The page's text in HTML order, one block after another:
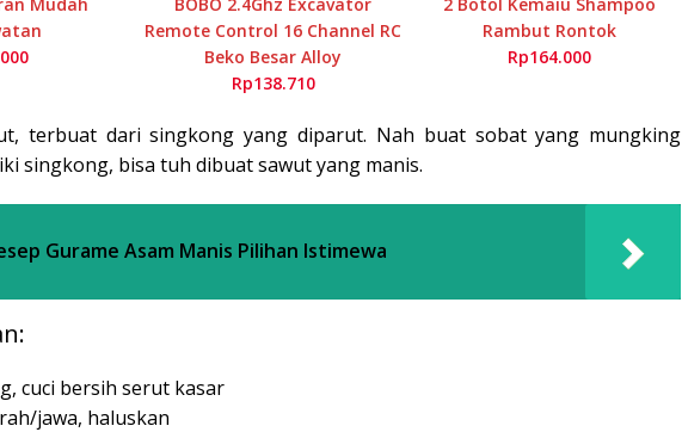
Remote Control 16 Channel RC
Beko Besar Alloy
Rp138.710
Rambut Rontok
Rp164.000
terbuat dari singkong yang diparut. Nah buat sobat yang mungking
singkong, bisa tuh dibuat sawut yang manis.
Gurame Asam Manis Pilihan Istimewa
cuci bersih serut kasar
jawa, haluskan